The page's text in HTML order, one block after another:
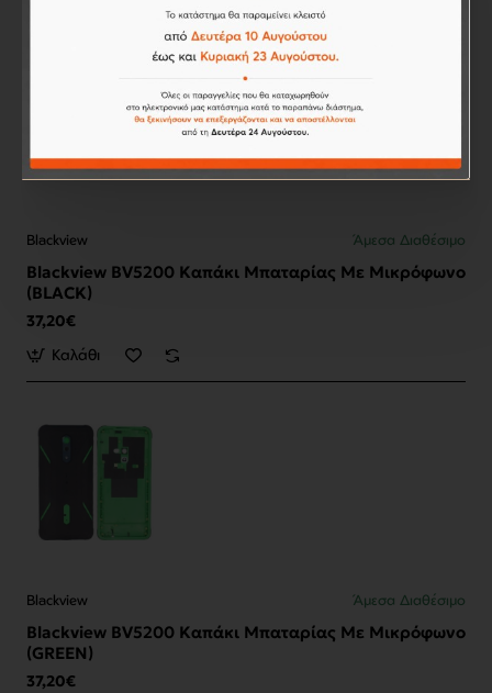
Blackview Άμεσα Διαθέσιμο
Blackview BV5200 Καπάκι Μπαταρίας Με Μικρόφωνο
(BLACK)
37,20€
Καλάθι
Blackview Άμεσα Διαθέσιμο
Blackview BV5200 Καπάκι Μπαταρίας Με Μικρόφωνο
(GREEN)
37,20€